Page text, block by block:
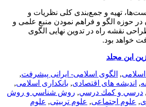
تهیه و جمع‌بندی کلی نظریات و
در حوزه الگو و فراهم نمودن منبع علمی و
نقشه راه در تدوین نهایی الگوی
خواهد بود.
اسلامی, الگوی اسلامی- ایرانی پیشرفت,
, اندیشه های اقتصادی, بانکداری اسلامی,
, درسي و كمك درسي, روش شناسي و روش
, علوم اجتماعی, علوم تربیتی, علوم